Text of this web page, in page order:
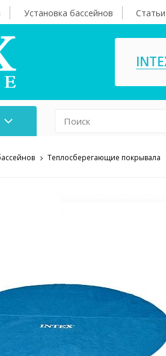
Установка бассейнов Статьи
Насосы,
Теплосберегающие покрывала